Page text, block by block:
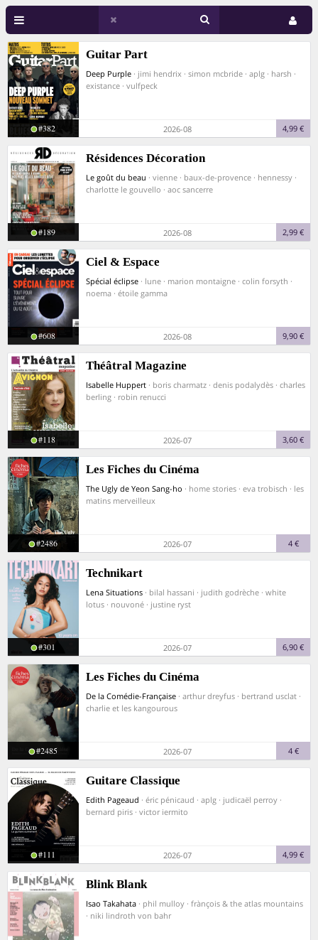
Guitar Part
Deep Purple · jimi hendrix · simon mcbride · aplg · harsh ·
existance · vulfpeck
#382 2026-08 4,99 €
Résidences Décoration
Le goût du beau · vienne · baux-de-provence · hennessy ·
charlotte le gouvello · aoc sancerre
#189 2026-08 2,99 €
Ciel & Espace
Spécial éclipse · lune · marion montaigne · colin forsyth ·
noema · étoile gamma
#608 2026-08 9,90 €
Théâtral Magazine
Isabelle Huppert · boris charmatz · denis podalydès · charles
berling · robin renucci
#118 2026-07 3,60 €
Les Fiches du Cinéma
The Ugly de Yeon Sang-ho · home stories · eva trobisch · les
matins merveilleux
#2486 2026-07 4 €
Technikart
Lena Situations · bilal hassani · judith godrèche · white
lotus · nouvoné · justine ryst
#301 2026-07 6,90 €
Les Fiches du Cinéma
De la Comédie-Française · arthur dreyfus · bertrand usclat ·
charlie et les kangourous
#2485 2026-07 4 €
Guitare Classique
Edith Pageaud · éric pénicaud · aplg · judicaël perroy ·
bernard piris · victor iermito
#111 2026-07 4,99 €
Blink Blank
Isao Takahata · phil mulloy · frànçois & the atlas mountains
· niki lindroth von bahr